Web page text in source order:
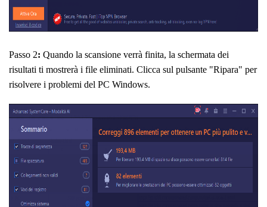
Passo 2: Quando la scansione verrà finita, la schermata dei
risultati ti mostrerà i file eliminati. Clicca sul pulsante "Ripara" per
risolvere i problemi del PC Windows.